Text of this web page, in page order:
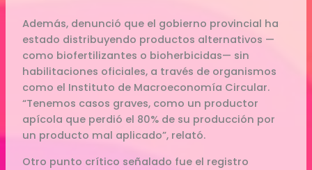
Además, denunció que el gobierno provincial ha
estado distribuyendo productos alternativos —
como biofertilizantes o bioherbicidas— sin
habilitaciones oficiales, a través de organismos
como el Instituto de Macroeconomía Circular.
“Tenemos casos graves, como un productor
apícola que perdió el 80% de su producción por
un producto mal aplicado”, relató.
Otro punto crítico señalado fue el registro